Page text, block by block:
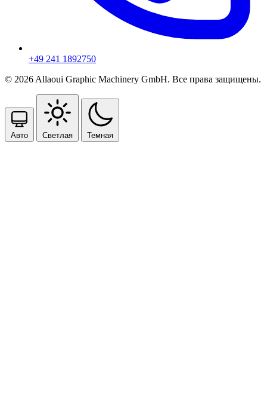
+49 241 1892750
© 2026 Allaoui Graphic Machinery GmbH. Все права защищены.
Авто Светлая Темная